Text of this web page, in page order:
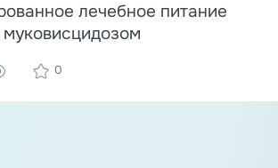
лечебное питание
0